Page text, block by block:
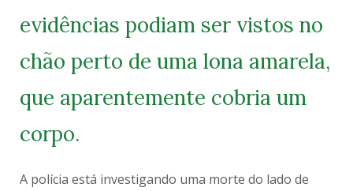
evidências podiam ser vistos no
chão perto de uma lona amarela,
que aparentemente cobria um
corpo.
A polícia está investigando uma morte do lado de